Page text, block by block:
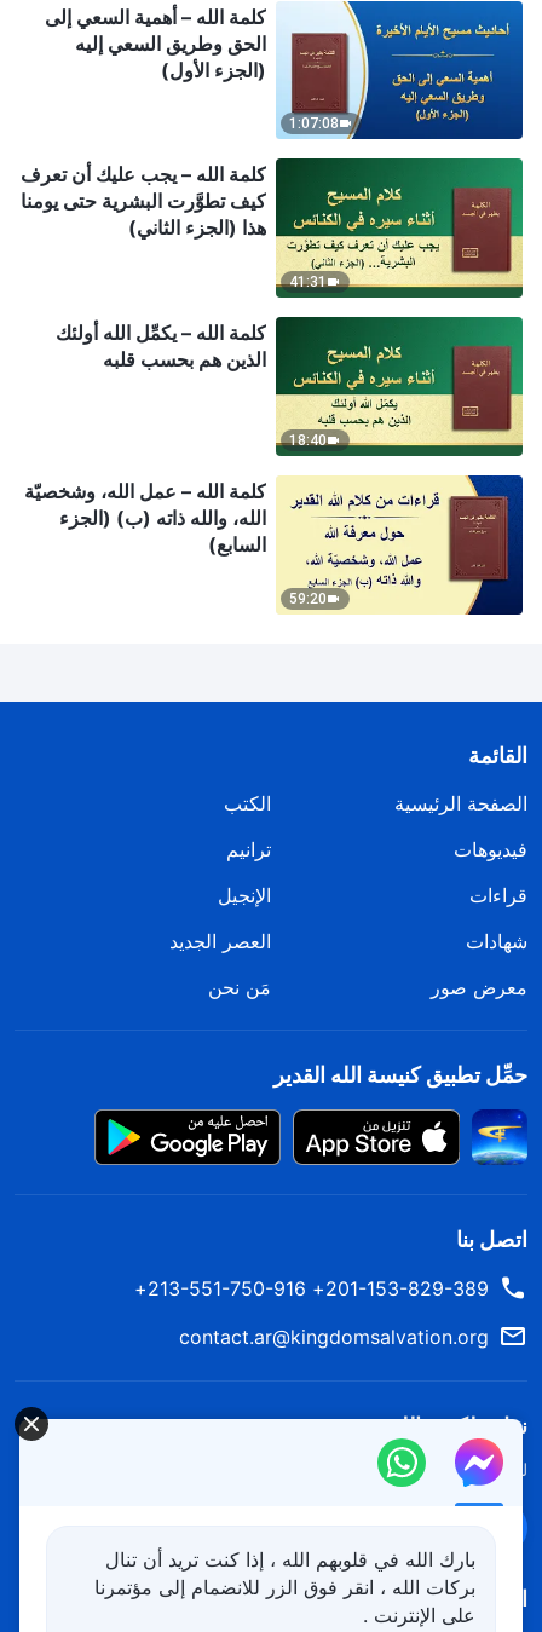
1:07:08
كلمة الله – أهمية السعي إلى
الحق وطريق السعي إليه
(الجزء الأول)
41:31
كلمة الله – يجب عليك أن تعرف
كيف تطوَّرت البشرية حتى يومنا
هذا (الجزء الثاني)
18:40
كلمة الله – يكمِّل الله أولئك
الذين هم بحسب قلبه
59:20
كلمة الله – عمل الله، وشخصيّة
الله، والله ذاته (ب) (الجزء
السابع)
القائمة
الصفحة الرئيسية
الكتب
فيديوهات
ترانيم
قراءات
الإنجيل
شهادات
العصر الجديد
معرض صور
مَن نحن
حمِّل تطبيق كنيسة الله القدير
اتصل بنا
201-153-829-389+ 213-551-750-916+
contact.ar@kingdomsalvation.org
نزل ملكوت الله.
لقد نزلت المملكة بالفعل إلى الأرض! هل تريد دخوله؟
اتبعنا
بارك الله في قلوبهم الله ، إذا كنت تريد أن تنال
بركات الله ، انقر فوق الزر للانضمام إلى مؤتمرنا
على الإنترنت .